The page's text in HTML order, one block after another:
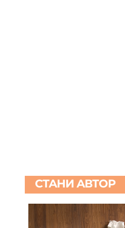
СТАНИ АВТОР